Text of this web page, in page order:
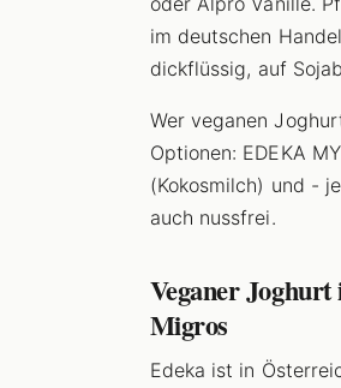
im deutschen
dickflüssig, auf
Wer veganen
Optionen: EDEKA
(Kokosmilch) und -
auch nussfrei.
Veganer
Migros
Edeka ist in